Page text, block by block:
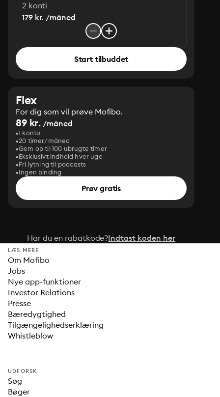
2 konti
179 kr. /måned
Start tilbuddet
Flex
For dig som vil prøve Mofibo.
89 kr. /måned
1 konto
20 timer/måned
Gem op til 100 ubrugte timer
Eksklusivt indhold hver uge
Fri lytning til podcasts
Ingen binding
Prøv gratis
Har du en rabatkode?Indtast koden her
LÆS MERE
Om Mofibo
Jobs
Nye app-funktioner
Investor Relations
Presse
Bæredygtighed
Tilgængelighedserklæring
Whistleblow
UDFORSK
Søg
Bøger